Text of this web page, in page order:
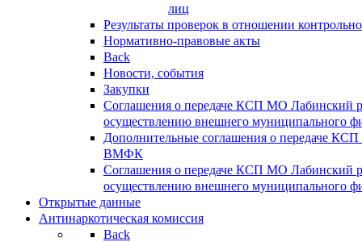
лиц
Результаты проверок в отношении
Нормативно-правовые акты
Back
Новости, события
Закупки
Соглашения о передаче КСП МО Лабинский
осуществлению внешнего муниципального
Дополнительные соглашения о передаче
ВМФК
Соглашения о передаче КСП МО Лабинский
осуществлению внешнего муниципального
Открытые данные
Антинаркотическая комиссия
Back